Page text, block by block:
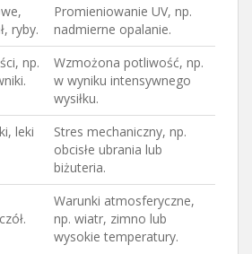
ryby.
Promieniowanie UV, np.
nadmierne opalanie.
np.
Wzmożona potliwość, np.
w wyniku intensywnego
wysiłku.
leki
Stres mechaniczny, np.
obcisłe ubrania lub
biżuteria.
Warunki atmosferyczne,
np. wiatr, zimno lub
wysokie temperatury.